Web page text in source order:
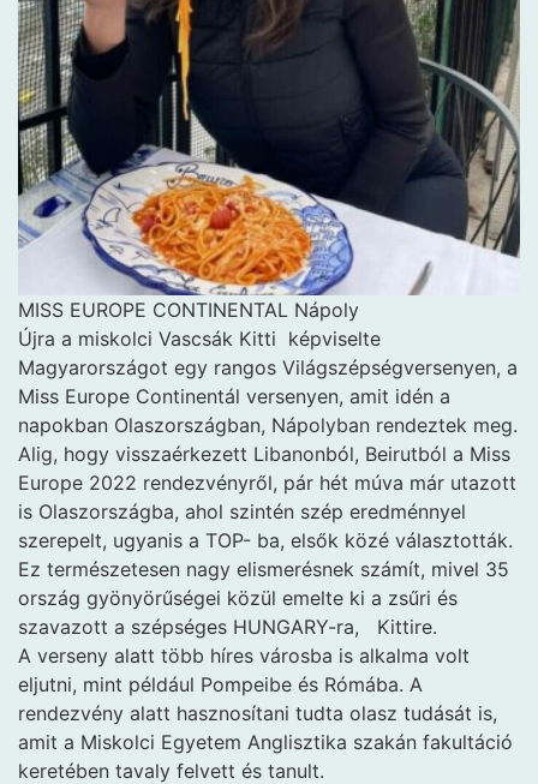
MISS EUROPE CONTINENTAL Nápoly
Újra a miskolci Vascsák Kitti képviselte
Magyarországot egy rangos Világszépségversenyen, a
Miss Europe Continentál versenyen, amit idén a
napokban Olaszországban, Nápolyban rendeztek meg.
Alig, hogy visszaérkezett Libanonból, Beirutból a Miss
Europe 2022 rendezvényről, pár hét múva már utazott
is Olaszországba, ahol szintén szép eredménnyel
szerepelt, ugyanis a TOP- ba, elsők közé választották.
Ez természetesen nagy elismerésnek számít, mivel 35
ország gyönyörűségei közül emelte ki a zsűri és
szavazott a szépséges HUNGARY-ra, Kittire.
A verseny alatt több híres városba is alkalma volt
eljutni, mint például Pompeibe és Rómába. A
rendezvény alatt hasznosítani tudta olasz tudását is,
amit a Miskolci Egyetem Anglisztika szakán fakultáció
keretében tavaly felvett és tanult.